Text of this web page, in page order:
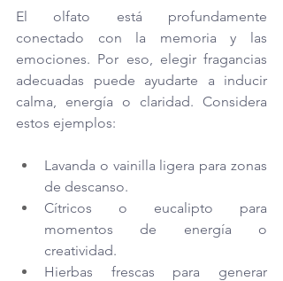
El olfato está profundamente
conectado con la memoria y las
emociones. Por eso, elegir fragancias
adecuadas puede ayudarte a inducir
calma, energía o claridad. Considera
estos ejemplos:
Lavanda o vainilla ligera para zonas
de descanso.
Cítricos o eucalipto para
momentos de energía o
creatividad.
Hierbas frescas para generar